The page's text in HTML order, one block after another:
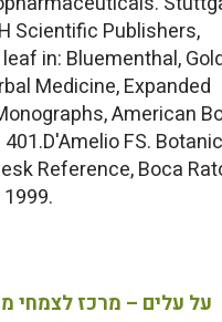
Scientific Publishers,
in: Bluementhal,
Medicine, Expanded
American
FS.
Reference, Boca
1999.
על עלים – מרכז לצמחי